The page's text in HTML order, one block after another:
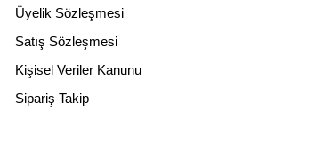
Üyelik Sözleşmesi
Satış Sözleşmesi
Kişisel Veriler Kanunu
Sipariş Takip